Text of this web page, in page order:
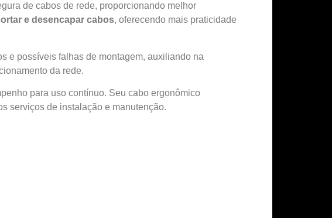
de cabos de rede, proporcionando melhor
e desencapar cabos, oferecendo mais praticidade
e possíveis falhas de montagem, auxiliando na
da rede.
para uso contínuo. Seu cabo ergonômico
serviços de instalação e manutenção.